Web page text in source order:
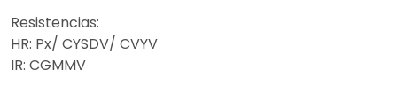
Resistencias:
HR: Px/ CYSDV/ CVYV
IR: CGMMV